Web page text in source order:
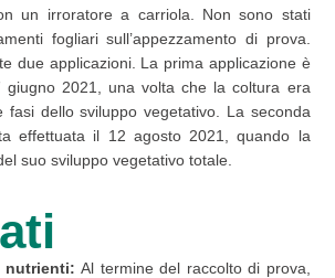
un irroratore a carriola. Non sono stati
fogliari sull’appezzamento di prova.
due applicazioni. La prima applicazione è
giugno 2021, una volta che la coltura era
fasi dello sviluppo vegetativo. La seconda
effettuata il 12 agosto 2021, quando la
suo sviluppo vegetativo totale.
nutrienti: Al termine del raccolto di prova,